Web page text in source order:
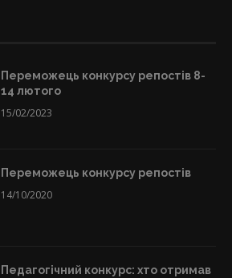
Переможець конкурсу репостів 8-
14 лютого
15/02/2023
Переможець конкурсу репостів
14/10/2020
Педагогічний конкурс: хто отримав